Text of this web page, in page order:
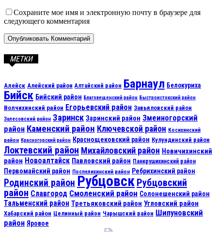
Сохраните мое имя и электронную почту в браузере для
следующего комментария
МЕТКИ
Алейск Алейский район Алтайский район Барнаул Белокуриха
Бийск Бийский район Благовещенский район Быстроистокский район
Волчихинский район Егорьевский район Завьяловский район
Залесовский район Заринск Заринский район Змеиногорский
район Каменский район Ключевской район Косихинский
район Красногорский район Краснощековский район Кулундинский район
Локтевский район Михайловский район Новичихинский
район Новоалтайск Павловский район Панкрушихинский район
Первомайский район Поспелихинский район Ребрихинский район
Родинский район Рубцовск Рубцовский
район Славгород Смоленский район Солонешенский район
Тальменский район Третьяковский район Угловский район
Хабарский район Целинный район Чарышский район Шипуновский
район Яровое